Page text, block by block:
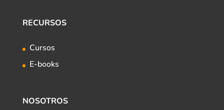
RECURSOS
Cursos
E-books
NOSOTROS